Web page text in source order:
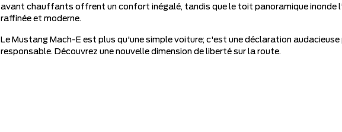
avant chauffants offrent un confort inégalé, tandis que le toit panoramique inonde
raffinée et moderne.
Le Mustang Mach-E est plus qu'une simple voiture; c'est une déclaration
responsable. Découvrez une nouvelle dimension de liberté sur la route.